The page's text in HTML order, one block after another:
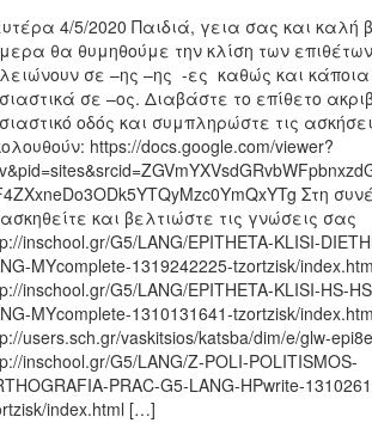
4/5/2020 Παιδιά, γεια σας και καλή
θα θυμηθούμε την κλίση των
σε –ης –ης -ες καθώς και
σε –ος. Διαβάστε το επίθετο
οδός και συμπληρώστε τις
https://docs.google.com/viewer?
Στη
και βελτιώστε τις γνώσεις σας
inschool.gr/G5/LANG/EPITHETA-KLISI-
MYcomplete-1319242225-tzortzisk/
inschool.gr/G5/LANG/EPITHETA-KLISI-HS-
MYcomplete-1310131641-tzortzisk/
users.sch.gr/vaskitsios/katsba/dim/e/glw-
inschool.gr/G5/LANG/Z-POLI-POLITISMOS-
PRAC-G5-LANG-HPwrite-
index.html […]